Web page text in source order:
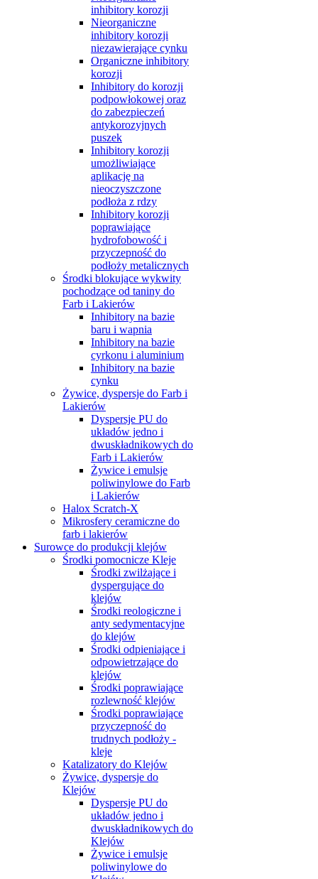
inhibitory korozji
Nieorganiczne
inhibitory korozji
niezawierające cynku
Organiczne inhibitory
korozji
Inhibitory do korozji
podpowłokowej oraz
do zabezpieczeń
antykorozyjnych
puszek
Inhibitory korozji
umożliwiające
aplikację na
nieoczyszczone
podłoża z rdzy
Inhibitory korozji
poprawiające
hydrofobowość i
przyczepność do
podłoży metalicznych
Środki blokujące wykwity
pochodzące od taniny do
Farb i Lakierów
Inhibitory na bazie
baru i wapnia
Inhibitory na bazie
cyrkonu i aluminium
Inhibitory na bazie
cynku
Żywice, dyspersje do Farb i
Lakierów
Dyspersje PU do
układów jedno i
dwuskładnikowych do
Farb i Lakierów
Żywice i emulsje
poliwinylowe do Farb
i Lakierów
Halox Scratch-X
Mikrosfery ceramiczne do
farb i lakierów
Surowce do produkcji klejów
Środki pomocnicze Kleje
Środki zwilżające i
dyspergujące do
klejów
Środki reologiczne i
anty sedymentacyjne
do klejów
Środki odpieniające i
odpowietrzające do
klejów
Środki poprawiające
rozlewność klejów
Środki poprawiające
przyczepność do
trudnych podłoży -
kleje
Katalizatory do Klejów
Żywice, dyspersje do
Klejów
Dyspersje PU do
układów jedno i
dwuskładnikowych do
Klejów
Żywice i emulsje
poliwinylowe do